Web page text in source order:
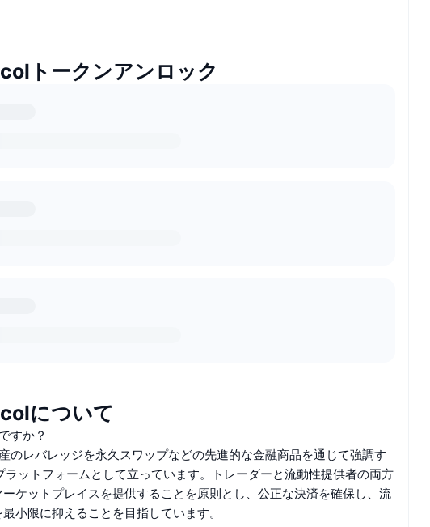
トークンアンロック
について
すか？
のレバレッジを永久スワップなどの先進的な金融商品を通じて強調す
ラットフォームとして立っています。トレーダーと流動性提供者の両方
ケットプレイスを提供することを原則とし、公正な決済を確保し、流
小限に抑えることを目指しています。